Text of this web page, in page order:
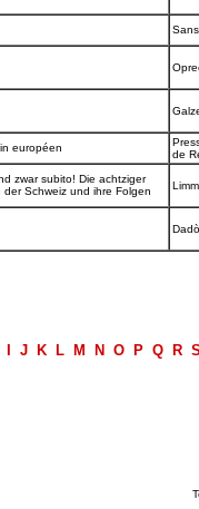
européen
de
zwar subito! Die achtziger
Schweiz und ihre Folgen
J K L M N O P Q R